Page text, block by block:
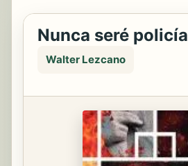
Nunca seré policía
Walter Lezcano